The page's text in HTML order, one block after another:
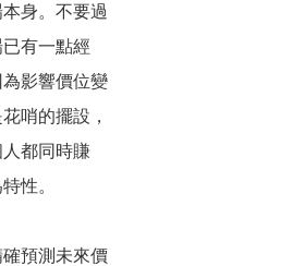
身。不要過
有一點經
影響價位變
哨的擺設，
都同時賺
性。
預測未來價